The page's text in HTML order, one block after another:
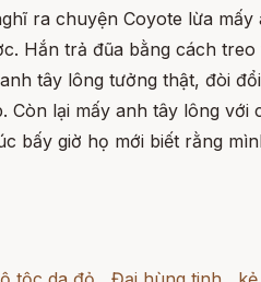
ra chuyện Coyote lừa
Hắn trả đũa bằng cách
tây lông tưởng thật, đòi
Còn lại mấy anh tây lông
bấy giờ họ mới biết rằng